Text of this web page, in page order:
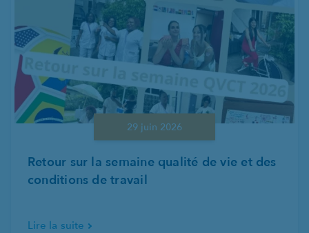
29 juin 2026
Retour sur la semaine qualité de vie et des
conditions de travail
Lire la suite